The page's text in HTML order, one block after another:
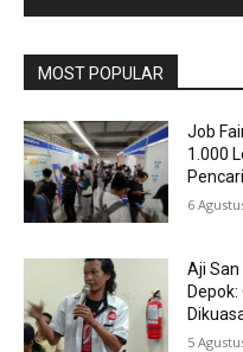
MOST POPULAR
Job
1.000
6
Aji San
5